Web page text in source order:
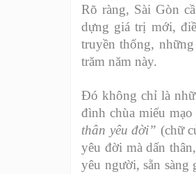
Rõ ràng, Sài Gòn
dựng giá trị mới,
truyền thống,
trăm năm này.
Đó không chỉ là
đình chùa miếu
thân yêu đời” (chữ
yêu đời mà dấn
yêu người, sẵn